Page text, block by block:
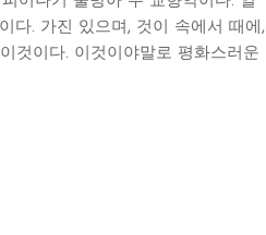
다. 가진 있으며, 것이 속에서 때에,
것이다. 이것이야말로 평화스러운